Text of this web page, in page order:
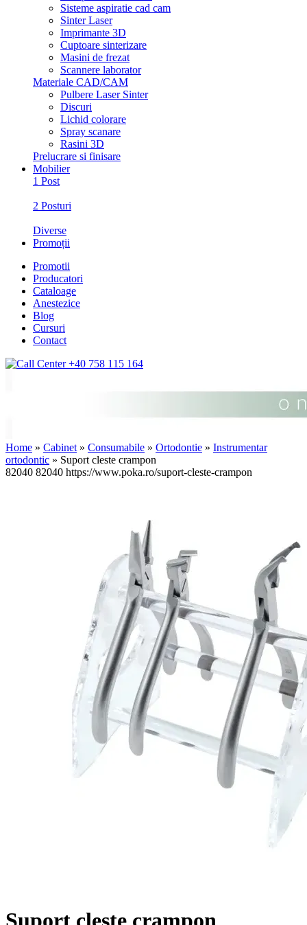
Sisteme aspiratie cad cam
Sinter Laser
Imprimante 3D
Cuptoare sinterizare
Masini de frezat
Scannere laborator
Materiale CAD/CAM
Pulbere Laser Sinter
Discuri
Lichid colorare
Spray scanare
Rasini 3D
Prelucrare si finisare
Mobilier
1 Post
2 Posturi
Diverse
Promoții
Promotii
Producatori
Cataloage
Anestezice
Blog
Cursuri
Contact
+40 758 115 164
Home » Cabinet » Consumabile » Ortodontie » Instrumentar
ortodontic » Suport cleste crampon
82040 82040 https://www.poka.ro/suport-cleste-crampon